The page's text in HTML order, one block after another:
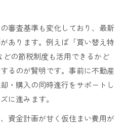
審査基準も変化しており、最新
あります。例えば「買い替え特
の節税制度も活用できるかど
るのが賢明です。事前に不動産
・購入の同時進行をサポートし
に進みます。
資金計画が甘く仮住まい費用が